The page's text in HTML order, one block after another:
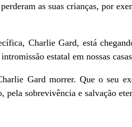
as suas crianças, por
Charlie Gard, está
estatal em nossas
Gard morrer. Que o seu
pela sobrevivência e salvação